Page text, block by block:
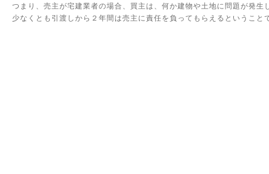
つまり、売主が宅建業者の場合、買主は、何か建物や土地に問題が発生
少なくとも引渡しから２年間は売主に責任を負ってもらえるということ